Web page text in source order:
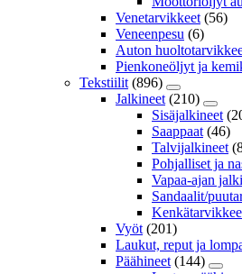
Venetarvikkeet (56)
Veneenpesu (6)
Auton
Pienkoneöljyt ja
Tekstiilit (896)
Jalkineet (210)
Sisäjalkineet
Saappaat (46)
Talvijalkineet
Pohjalliset ja
Vapaa-ajan
Sandaalit/
Vyöt (201)
Laukut, reput ja
Päähineet (144)